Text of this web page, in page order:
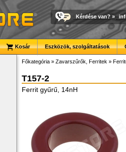
Kérdése van? »
Kosár Eszközök, szolgáltatások
Főkategória » Zavarszűrők, Ferritek »
T157-2
Ferrit gyűrű, 14nH